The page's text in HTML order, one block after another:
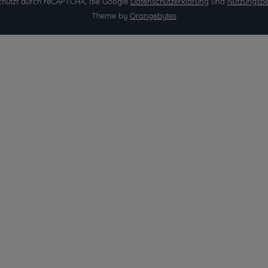
Theme by Orangebytes